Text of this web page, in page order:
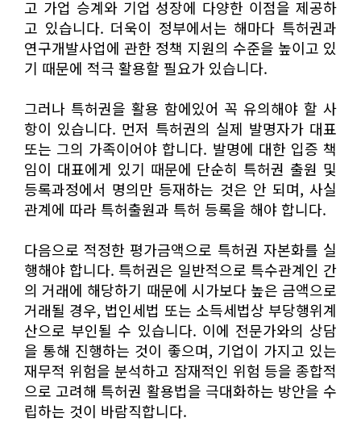
고 가업 승계와 기업 성장에 다양한 이점을 제공하
고 있습니다. 더욱이 정부에서는 해마다 특허권과
연구개발사업에 관한 정책 지원의 수준을 높이고 있
기 때문에 적극 활용할 필요가 있습니다.
그러나 특허권을 활용 함에있어 꼭 유의해야 할 사
항이 있습니다. 먼저 특허권의 실제 발명자가 대표
또는 그의 가족이어야 합니다. 발명에 대한 입증 책
임이 대표에게 있기 때문에 단순히 특허권 출원 및
등록과정에서 명의만 등재하는 것은 안 되며, 사실
관계에 따라 특허출원과 특허 등록을 해야 합니다.
다음으로 적정한 평가금액으로 특허권 자본화를 실
행해야 합니다. 특허권은 일반적으로 특수관계인 간
의 거래에 해당하기 때문에 시가보다 높은 금액으로
거래될 경우, 법인세법 또는 소득세법상 부당행위계
산으로 부인될 수 있습니다. 이에 전문가와의 상담
을 통해 진행하는 것이 좋으며, 기업이 가지고 있는
재무적 위험을 분석하고 잠재적인 위험 등을 종합적
으로 고려해 특허권 활용법을 극대화하는 방안을 수
립하는 것이 바람직합니다.